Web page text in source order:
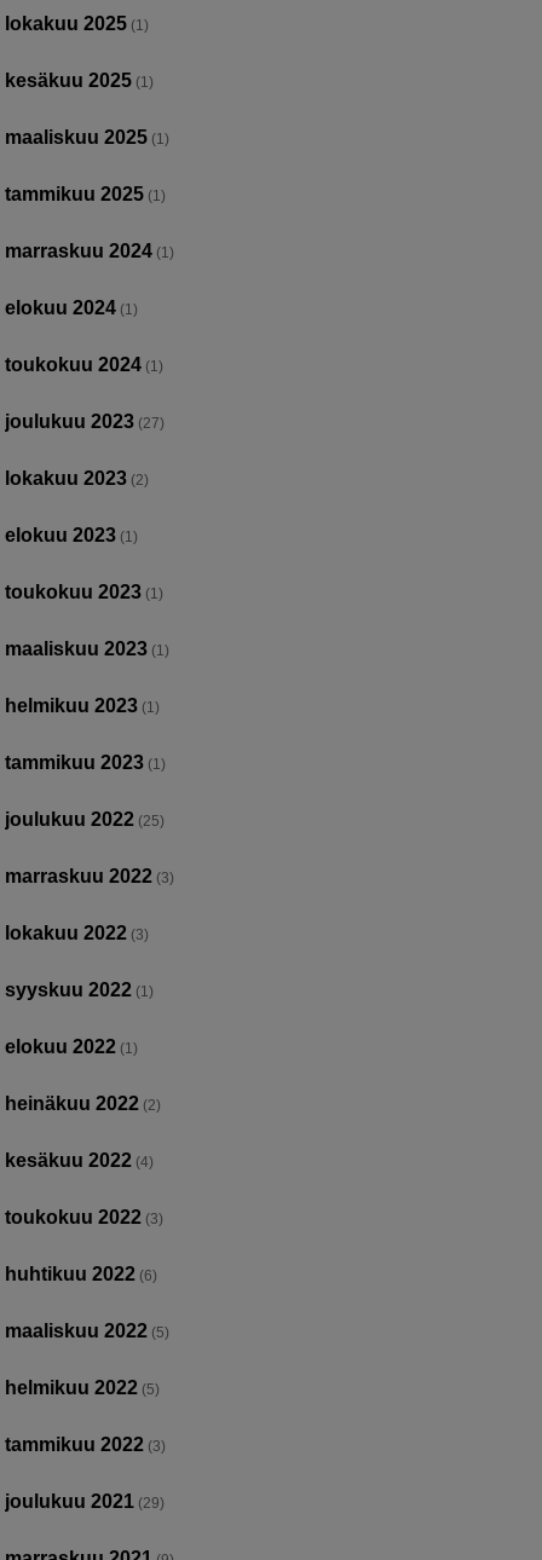
lokakuu 2025 (1)
kesäkuu 2025 (1)
maaliskuu 2025 (1)
tammikuu 2025 (1)
marraskuu 2024 (1)
elokuu 2024 (1)
toukokuu 2024 (1)
joulukuu 2023 (27)
lokakuu 2023 (2)
elokuu 2023 (1)
toukokuu 2023 (1)
maaliskuu 2023 (1)
helmikuu 2023 (1)
tammikuu 2023 (1)
joulukuu 2022 (25)
marraskuu 2022 (3)
lokakuu 2022 (3)
syyskuu 2022 (1)
elokuu 2022 (1)
heinäkuu 2022 (2)
kesäkuu 2022 (4)
toukokuu 2022 (3)
huhtikuu 2022 (6)
maaliskuu 2022 (5)
helmikuu 2022 (5)
tammikuu 2022 (3)
joulukuu 2021 (29)